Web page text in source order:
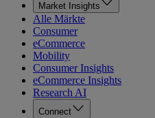
Market Insights
Alle Märkte
Consumer
eCommerce
Mobility
Consumer Insights
eCommerce Insights
Research AI
Connect